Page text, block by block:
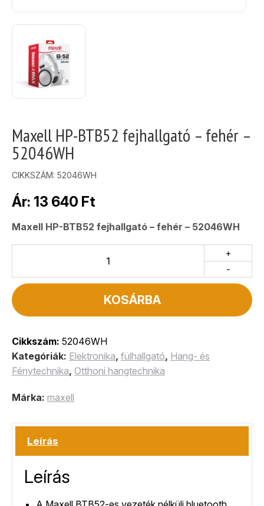
Maxell HP-BTB52 fejhallgató – fehér –
52046WH
CIKKSZÁM: 52046WH
Ár: 13 640 Ft
Maxell HP-BTB52 fejhallgató – fehér – 52046WH
-
+
KOSÁRBA
Cikkszám: 52046WH
Kategóriák: Elektronika, fülhallgató, Hang- és
Fénytechnika, Otthoni hangtechnika
Márka: maxell
Leírás
Leírás